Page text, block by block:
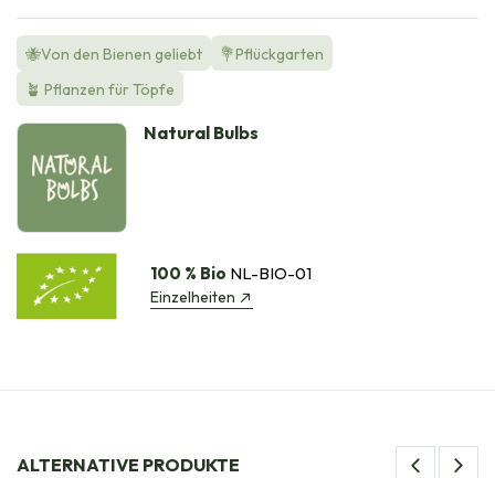
🐝Von den Bienen geliebt
💐Pflückgarten
🪴 Pflanzen für Töpfe
Natural Bulbs
100 % Bio NL-BIO-01
Einzelheiten
ALTERNATIVE PRODUKTE